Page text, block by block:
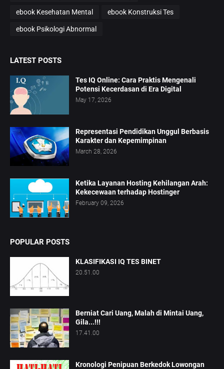
ebook Kesehatan Mental ebook Konstruksi Tes
ebook Psikologi Abnormal
LATEST POSTS
Tes IQ Online: Cara Praktis Mengenali
Potensi Kecerdasan di Era Digital
May 17, 2026
Representasi Pendidikan Unggul Berbasis
Karakter dan Kepemimpinan
March 28, 2026
Ketika Layanan Hosting Kehilangan Arah:
Kekecewaan terhadap Hostinger
February 09, 2026
POPULAR POSTS
KLASIFIKASI IQ TES BINET
20.51.00
Berniat Cari Uang, Malah di Mintai Uang,
Gila...!!!
17.41.00
Kronologi Penipuan Berkedok Lowongan